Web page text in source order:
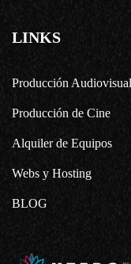
LINKS
Producción Audiovisual
Producción de Cine
Alquiler de Equipos
Webs y Hosting
BLOG